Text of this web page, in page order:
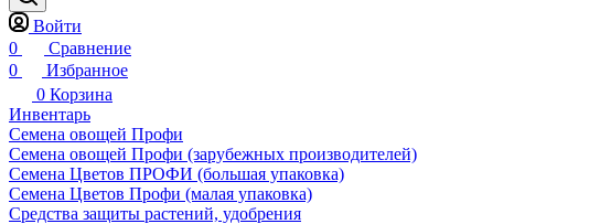
Войти
0
Сравнение
0
Избранное
0 Корзина
Инвентарь
Семена овощей Профи
Семена овощей Профи (зарубежных производителей)
Семена Цветов ПРОФИ (большая упаковка)
Семена Цветов Профи (малая упаковка)
Средства защиты растений, удобрения